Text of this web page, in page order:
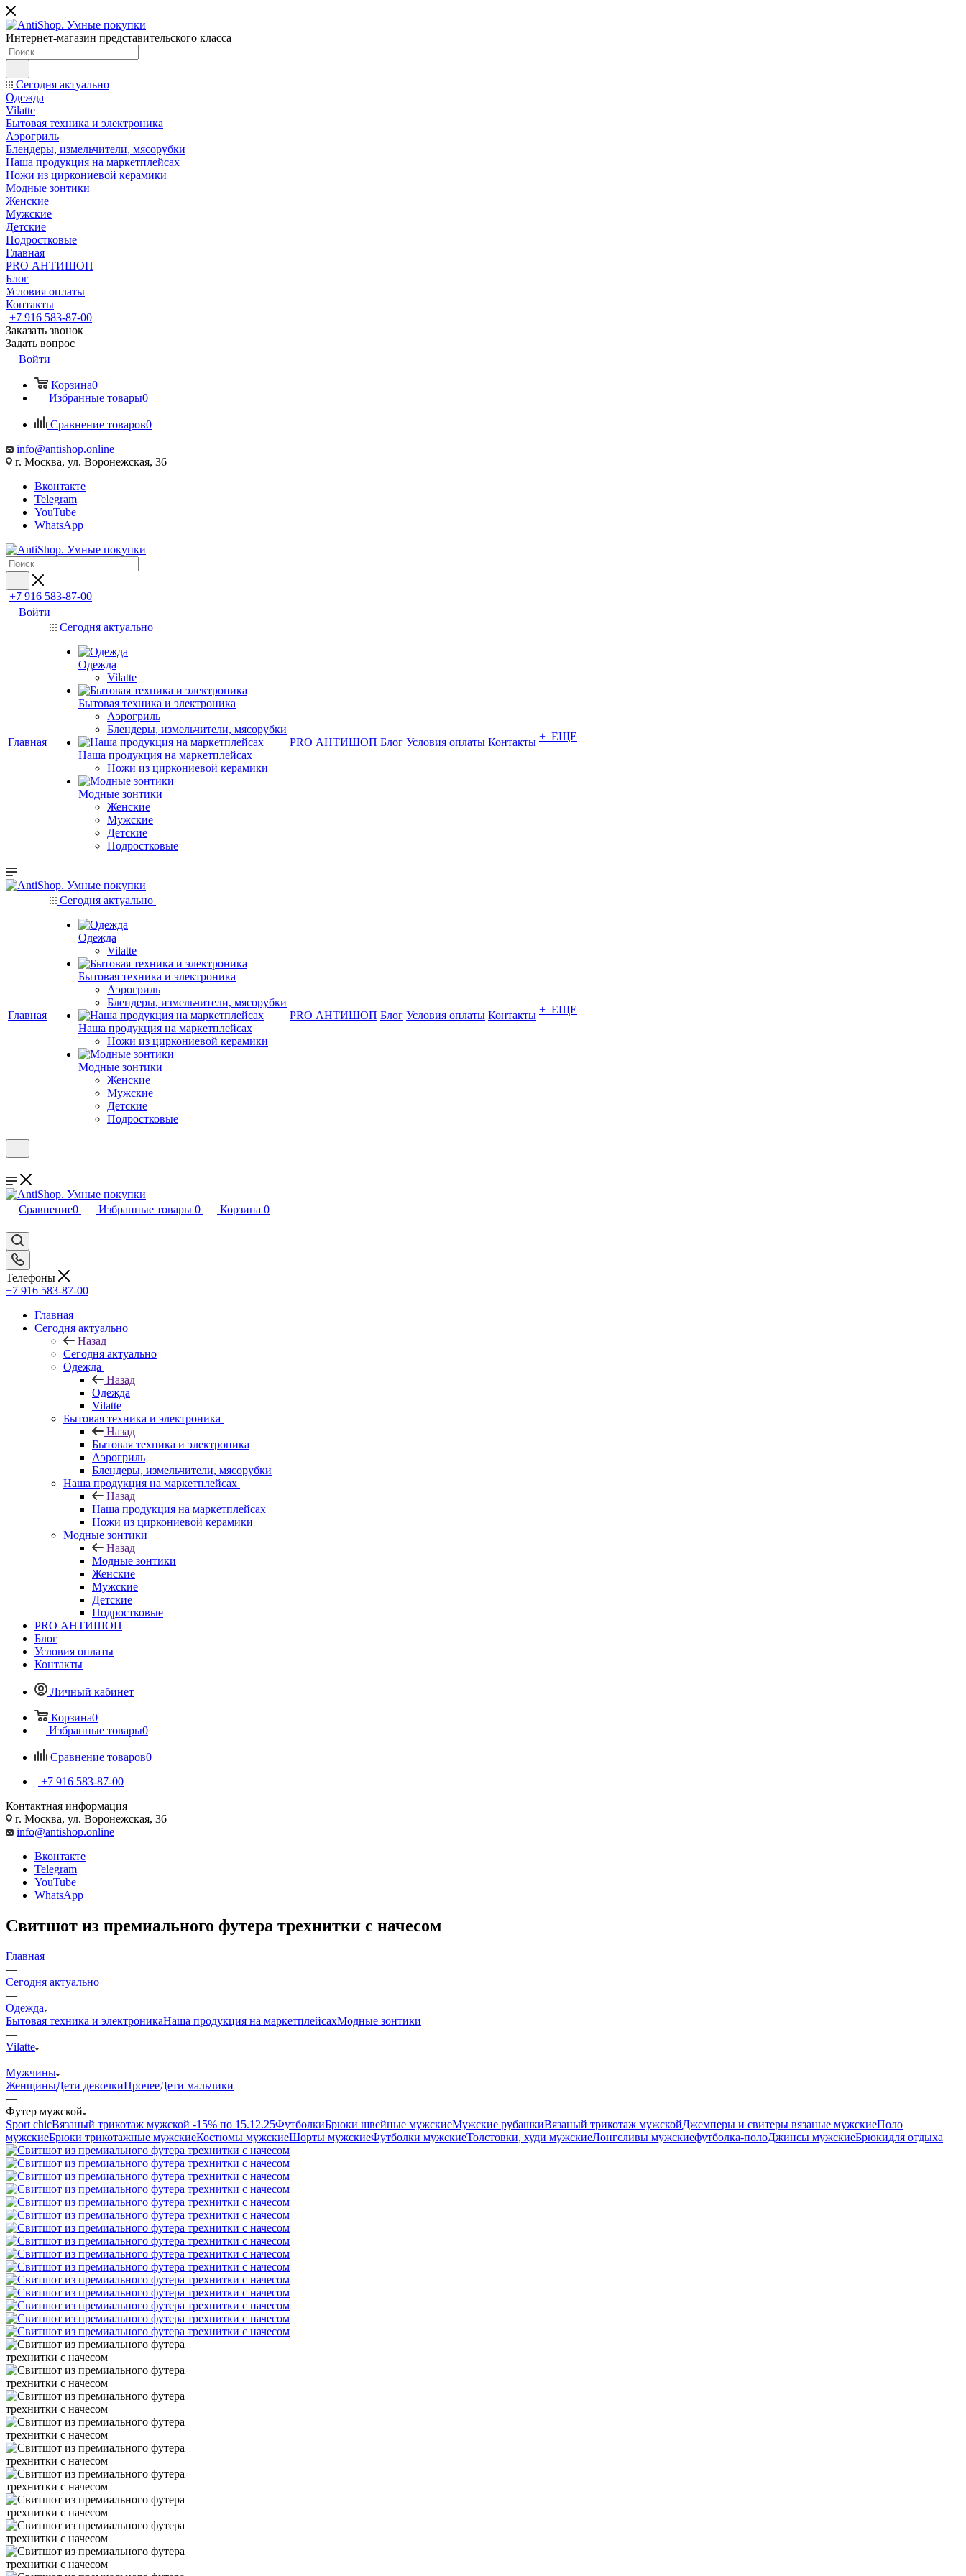
Интернет-магазин представительского класса
Сегодня актуально
Одежда
Vilatte
Бытовая техника и электроника
Аэрогриль
Блендеры, измельчители, мясорубки
Наша продукция на маркетплейсах
Ножи из циркониевой керамики
Модные зонтики
Женские
Мужские
Детские
Подростковые
Главная
PRO АНТИШОП
Блог
Условия оплаты
Контакты
+7 916 583-87-00
Заказать звонок
Задать вопрос
Войти
Корзина0
Избранные товары0
Сравнение товаров0
info@antishop.online
г. Москва, ул. Воронежская, 36
Вконтакте
Telegram
YouTube
WhatsApp
+7 916 583-87-00
Войти
Главная
Сегодня актуально
Одежда
Vilatte
Бытовая техника и электроника
Аэрогриль
Блендеры, измельчители, мясорубки
Наша продукция на маркетплейсах
Ножи из циркониевой керамики
Модные зонтики
Женские
Мужские
Детские
Подростковые
PRO АНТИШОП Блог Условия оплаты Контакты + ЕЩЕ
Главная
Сегодня актуально
Одежда
Vilatte
Бытовая техника и электроника
Аэрогриль
Блендеры, измельчители, мясорубки
Наша продукция на маркетплейсах
Ножи из циркониевой керамики
Модные зонтики
Женские
Мужские
Детские
Подростковые
PRO АНТИШОП Блог Условия оплаты Контакты + ЕЩЕ
Сравнение0 Избранные товары 0 Корзина 0
Телефоны
+7 916 583-87-00
Главная
Сегодня актуально
Назад
Сегодня актуально
Одежда
Назад
Одежда
Vilatte
Бытовая техника и электроника
Назад
Бытовая техника и электроника
Аэрогриль
Блендеры, измельчители, мясорубки
Наша продукция на маркетплейсах
Назад
Наша продукция на маркетплейсах
Ножи из циркониевой керамики
Модные зонтики
Назад
Модные зонтики
Женские
Мужские
Детские
Подростковые
PRO АНТИШОП
Блог
Условия оплаты
Контакты
Личный кабинет
Корзина0
Избранные товары0
Сравнение товаров0
+7 916 583-87-00
Контактная информация
г. Москва, ул. Воронежская, 36
info@antishop.online
Вконтакте
Telegram
YouTube
WhatsApp
Свитшот из премиального футера трехнитки с начесом
Главная
—
Сегодня актуально
—
Одежда
Бытовая техника и электроникаНаша продукция на маркетплейсахМодные зонтики
—
Vilatte
—
Мужчины
ЖенщиныДети девочкиПрочееДети мальчики
—
Футер мужской
Sport chicВязаный трикотаж мужской -15% по 15.12.25ФутболкиБрюки швейные мужскиеМужские рубашкиВязаный трикотаж мужскойДжемперы и свитеры вязаные мужскиеПоло
мужскиеБрюки трикотажные мужскиеКостюмы мужскиеШорты мужскиеФутболки мужскиеТолстовки, худи мужскиеЛонгсливы мужскиефутболка-полоДжинсы мужскиеБрюкидля отдыха